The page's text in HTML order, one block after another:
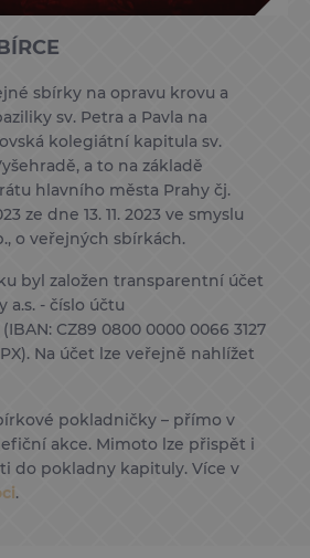
sbírky na opravu krovu a
sv. Petra a Pavla na
kolegiátní kapitula sv.
a to na základě
hlavního města Prahy čj.
ze dne 13. 11. 2023 ve smyslu
o veřejných sbírkách.
byl založen transparentní účet
a.s. - číslo účtu
(IBAN: CZ89 0800 0000 0066 3127
Na účet lze veřejně nahlížet
pokladničky – přímo v
akce. Mimoto lze přispět i
do pokladny kapituly. Více v
.